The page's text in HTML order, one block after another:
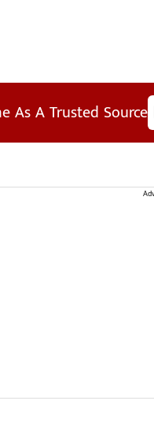
As A Trusted Source